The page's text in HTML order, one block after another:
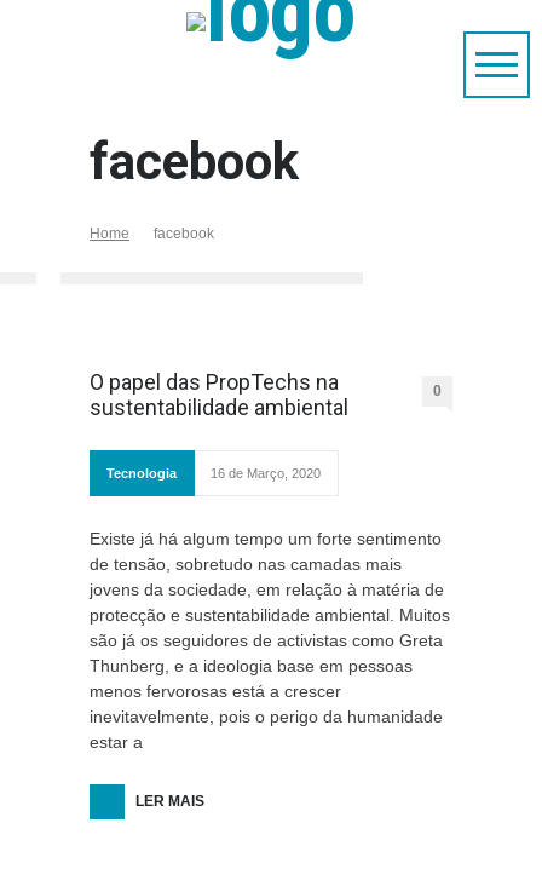
facebook
Home facebook
O papel das PropTechs na
sustentabilidade ambiental
0
Tecnologia 16 de Março, 2020
Existe já há algum tempo um forte sentimento
de tensão, sobretudo nas camadas mais
jovens da sociedade, em relação à matéria de
protecção e sustentabilidade ambiental. Muitos
são já os seguidores de activistas como Greta
Thunberg, e a ideologia base em pessoas
menos fervorosas está a crescer
inevitavelmente, pois o perigo da humanidade
estar a
LER MAIS